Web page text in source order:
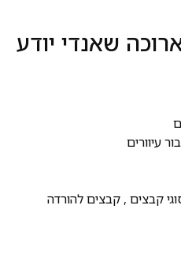
שאנדי יודע
קבצים , קבצים להורדה